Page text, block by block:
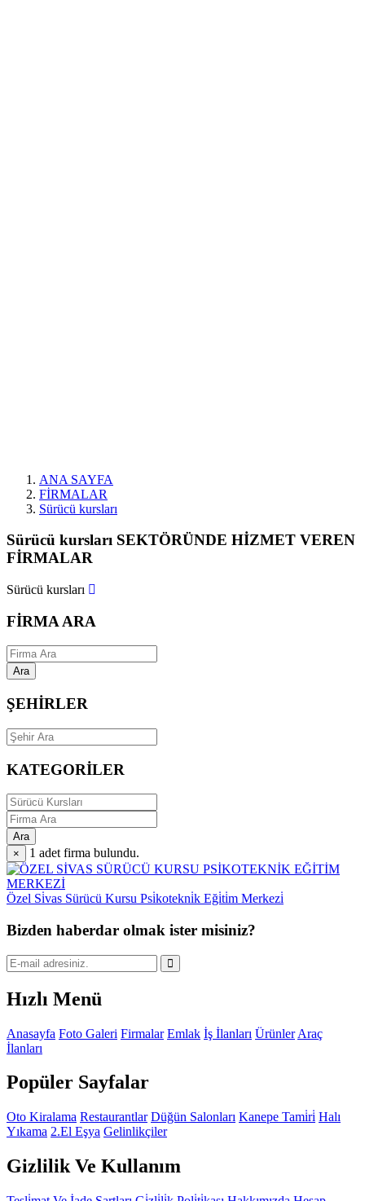
ANA SAYFA
FİRMALAR
Sürücü kursları
Sürücü kursları SEKTÖRÜNDE HİZMET VEREN
FİRMALAR
Sürücü kursları
FİRMA ARA
Ara
ŞEHİRLER
KATEGORİLER
Ara
×
1 adet firma bulundu.
Özel Si̇vas Sürücü Kursu Psi̇kotekni̇k Eği̇ti̇m Merkezi̇
Bizden haberdar olmak ister misiniz?
Hızlı Menü
Anasayfa Foto Galeri Firmalar Emlak İş İlanları Ürünler Araç
İlanları
Popüler Sayfalar
Oto Kiralama Restaurantlar Düğün Salonları Kanepe Tami̇ri̇ Halı
Yıkama 2.El Eşya Gelinlikçiler
Gizlilik Ve Kullanım